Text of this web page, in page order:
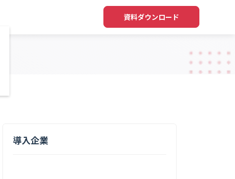
資料ダウンロード
導入企業